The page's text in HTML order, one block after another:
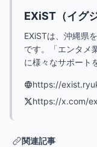
チェック
EXiST（イグ
EXiSTは、沖縄県
です。「エンタメ
に様々なサポート
https://
https://x.com/
関連記事